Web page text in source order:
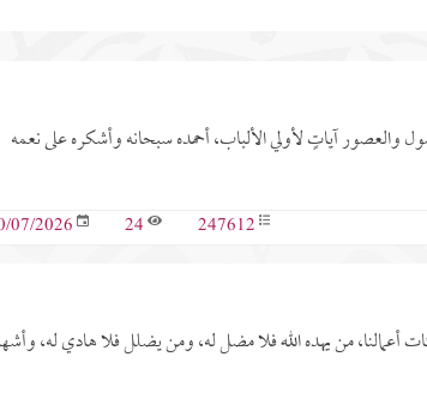
والعصور آياتٍ لأولي الألباب، أحمده سبحانه وأشكره على نعمه
247612
24
07/2026
أعمالنا، من يهده الله فلا مضل له، ومن يضلل فلا هادي له،